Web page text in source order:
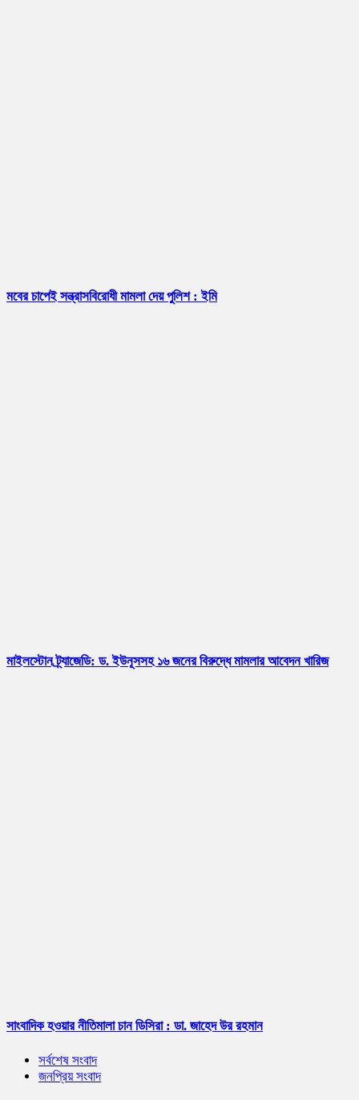
মবের চাপেই সন্ত্রাসবিরোধী মামলা দেয় পুলিশ : ইমি
মাইলস্টোন ট্র্যাজেডি: ড. ইউনূসসহ ১৬ জনের বিরুদ্ধে মামলার আবেদন খারিজ
সাংবাদিক হওয়ার নীতিমালা চান ডিসিরা : ডা. জাহেদ উর রহমান
সর্বশেষ সংবাদ
জনপ্রিয় সংবাদ